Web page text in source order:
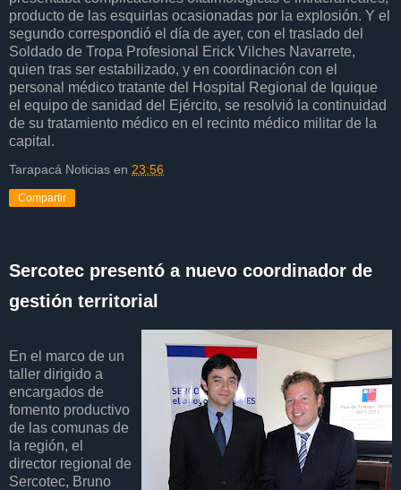
producto de las esquirlas ocasionadas por la explosión. Y el
segundo correspondió el día de ayer, con el traslado del
Soldado de Tropa Profesional Erick Vilches Navarrete,
quien tras ser estabilizado, y en coordinación con el
personal médico tratante del Hospital Regional de Iquique
el equipo de sanidad del Ejército, se resolvió la continuidad
de su tratamiento médico en el recinto médico militar de la
capital.
Tarapacá Noticias en 23:56
Compartir
Sercotec presentó a nuevo coordinador de
gestión territorial
En el marco de un
taller dirigido a
encargados de
fomento productivo
de las comunas de
la región, el
director regional de
Sercotec, Bruno